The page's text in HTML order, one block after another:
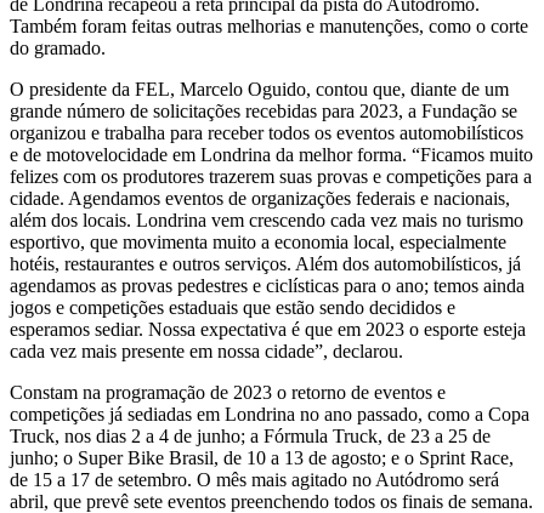
Também foram feitas outras melhorias e manutenções, como o corte
do gramado.
O presidente da FEL, Marcelo Oguido, contou que, diante de um
grande número de solicitações recebidas para 2023, a Fundação se
organizou e trabalha para receber todos os eventos automobilísticos
e de motovelocidade em Londrina da melhor forma. “Ficamos muito
felizes com os produtores trazerem suas provas e competições para a
cidade. Agendamos eventos de organizações federais e nacionais,
além dos locais. Londrina vem crescendo cada vez mais no turismo
esportivo, que movimenta muito a economia local, especialmente
hotéis, restaurantes e outros serviços. Além dos automobilísticos, já
agendamos as provas pedestres e ciclísticas para o ano; temos ainda
jogos e competições estaduais que estão sendo decididos e
esperamos sediar. Nossa expectativa é que em 2023 o esporte esteja
cada vez mais presente em nossa cidade”, declarou.
Constam na programação de 2023 o retorno de eventos e
competições já sediadas em Londrina no ano passado, como a Copa
Truck, nos dias 2 a 4 de junho; a Fórmula Truck, de 23 a 25 de
junho; o Super Bike Brasil, de 10 a 13 de agosto; e o Sprint Race,
de 15 a 17 de setembro. O mês mais agitado no Autódromo será
abril, que prevê sete eventos preenchendo todos os finais de semana.